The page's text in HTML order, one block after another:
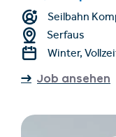
Seilbahn
Serfaus
Winter,
Job ansehen